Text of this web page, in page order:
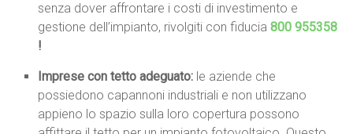
senza dover affrontare i costi di investimento e
gestione dell’impianto, rivolgiti con fiducia800 955358
!
Imprese con tetto adeguato: le aziende che
possiedono capannoni industriali e non utilizzano
appieno lo spazio sulla loro copertura possono